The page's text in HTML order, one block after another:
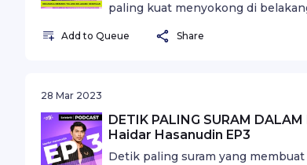
paling kuat menyokong di
Add to Queue Share
28 Mar 2023
DETIK PALING SURAM
Haidar Hasanudin EP3
Detik paling suram yang